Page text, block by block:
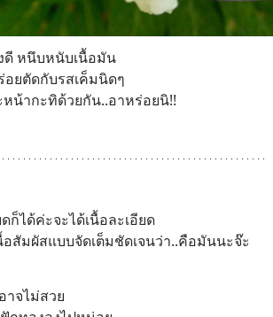
หนึบหนับเนื้อมัน
ยตัดกับรสเค็มนิดๆ
น้ากะทิด้วยกัน..อาหร่อยนิ!!
ได้ค่ะจะได้เนื้อละเอียด
อสัมผัสแบบจัดเต็มชัดเจนว่า..คือมันนะจ๊ะ
าจไม่สวย